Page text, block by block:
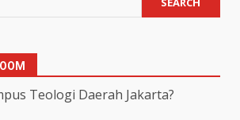
Teologi Daerah Jakarta?